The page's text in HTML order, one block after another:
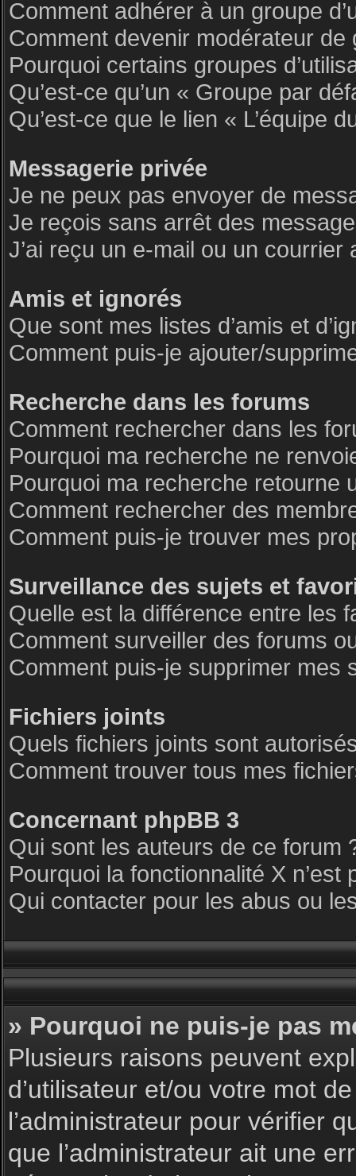
Comment adhérer à un groupe
Comment devenir modérateur de
Pourquoi certains groupes
Qu’est-ce qu’un « Groupe par
Qu’est-ce que le lien « L’équipe
Messagerie privée
Je ne peux pas envoyer de
Je reçois sans arrêt des
J’ai reçu un e-mail ou un courrier
Amis et ignorés
Que sont mes listes d’amis et
Comment puis-je ajouter/
Recherche dans les forums
Comment rechercher dans les
Pourquoi ma recherche ne
Pourquoi ma recherche retourne
Comment rechercher des
Comment puis-je trouver mes
Surveillance des sujets et
Quelle est la différence entre les
Comment surveiller des forums
Comment puis-je supprimer mes
Fichiers joints
Quels fichiers joints sont
Comment trouver tous mes
Concernant phpBB 3
Qui sont les auteurs de ce forum
Pourquoi la fonctionnalité X n’est
Qui contacter pour les abus ou
» Pourquoi ne puis-je pas
Plusieurs raisons peuvent
d’utilisateur et/ou votre mot
l’administrateur pour vérifier
que l’administrateur ait une